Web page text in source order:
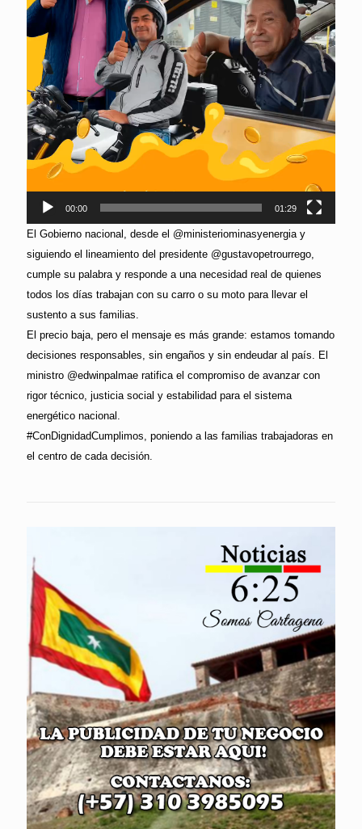
00:00 01:29
El Gobierno nacional, desde el @ministeriominasyenergia y
siguiendo el lineamiento del presidente @gustavopetrourrego,
cumple su palabra y responde a una necesidad real de quienes
todos los días trabajan con su carro o su moto para llevar el
sustento a sus familias.
El precio baja, pero el mensaje es más grande: estamos tomando
decisiones responsables, sin engaños y sin endeudar al país. El
ministro @edwinpalmae ratifica el compromiso de avanzar con
rigor técnico, justicia social y estabilidad para el sistema
energético nacional.
#ConDignidadCumplimos, poniendo a las familias trabajadoras en
el centro de cada decisión.